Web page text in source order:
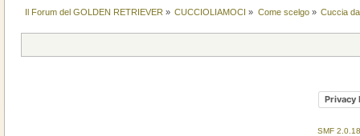
Il Forum del GOLDEN RETRIEVER » CUCCIOLIAMOCI » Come scelgo» Cuccia
Privacy
SMF 2.0.18